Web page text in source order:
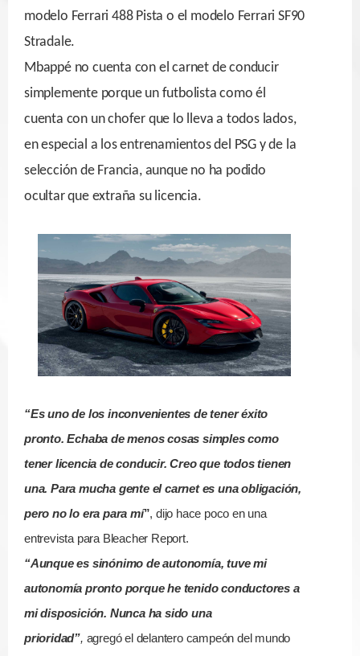
modelo Ferrari 488 Pista o el modelo Ferrari SF90
Stradale.
Mbappé no cuenta con el carnet de conducir
simplemente porque un futbolista como él
cuenta con un chofer que lo lleva a todos lados,
en especial a los entrenamientos del PSG y de la
selección de Francia, aunque no ha podido
ocultar que extraña su licencia.
“Es uno de los inconvenientes de tener éxito
pronto. Echaba de menos cosas simples como
tener licencia de conducir. Creo que todos tienen
una. Para mucha gente el carnet es una obligación,
pero no lo era para mí”, dijo hace poco en una
entrevista para Bleacher Report.
“Aunque es sinónimo de autonomía, tuve mi
autonomía pronto porque he tenido conductores a
mi disposición. Nunca ha sido una
prioridad”, agregó el delantero campeón del mundo